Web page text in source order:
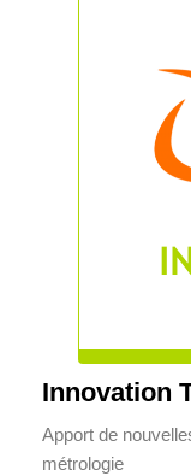
Innovation
Apport de
métrologie